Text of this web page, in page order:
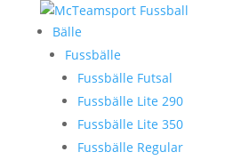
Bälle
Fussbälle
Fussbälle Futsal
Fussbälle Lite 290
Fussbälle Lite 350
Fussbälle Regular